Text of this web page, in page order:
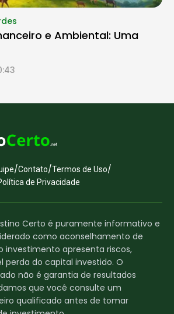
e Ambiental: Uma
/Contato/Termos de Uso/
de Privacidade
Certo é puramente informativo e
como aconselhamento de
investimento apresenta riscos,
perda do capital investido. O
não é garantia de resultados
que você consulte um
qualificado antes de tomar